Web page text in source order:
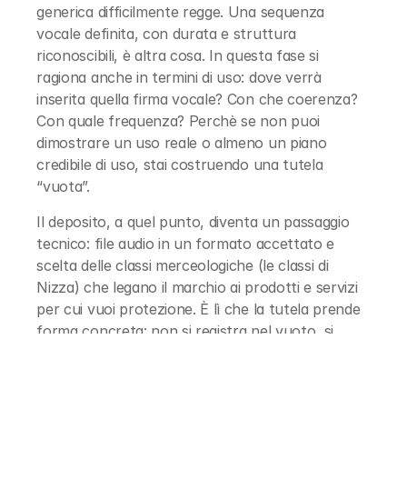
generica difficilmente regge. Una sequenza
vocale definita, con durata e struttura
riconoscibili, è altra cosa. In questa fase si
ragiona anche in termini di uso: dove verrà
inserita quella firma vocale? Con che coerenza?
Con quale frequenza? Perchè se non puoi
dimostrare un uso reale o almeno un piano
credibile di uso, stai costruendo una tutela
“vuota”.
Il deposito, a quel punto, diventa un passaggio
tecnico: file audio in un formato accettato e
scelta delle classi merceologiche (le classi di
Nizza) che legano il marchio ai prodotti e servizi
per cui vuoi protezione. È lì che la tutela prende
forma concreta: non si registra nel vuoto, si